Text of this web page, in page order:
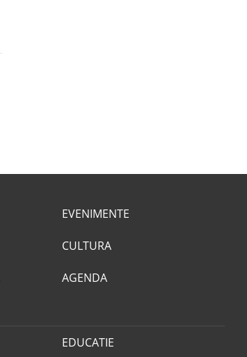
EVENIMENTE
CULTURA
AGENDA
EDUCATIE